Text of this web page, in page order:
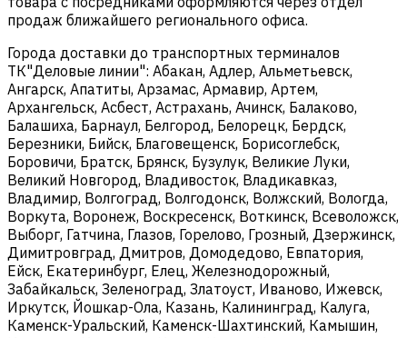
продаж ближайшего регионального офиса.
Города доставки до транспортных терминалов
ТК"Деловые линии": Абакан, Адлер, Альметьевск,
Ангарск, Апатиты, Арзамас, Армавир, Артем,
Архангельск, Асбест, Астрахань, Ачинск, Балаково,
Балашиха, Барнаул, Белгород, Белорецк, Бердск,
Березники, Бийск, Благовещенск, Борисоглебск,
Боровичи, Братск, Брянск, Бузулук, Великие Луки,
Великий Новгород, Владивосток, Владикавказ,
Владимир, Волгоград, Волгодонск, Волжский, Вологда,
Воркута, Воронеж, Воскресенск, Воткинск, Всеволожск,
Выборг, Гатчина, Глазов, Горелово, Грозный, Дзержинск,
Димитровград, Дмитров, Домодедово, Евпатория,
Ейск, Екатеринбург, Елец, Железнодорожный,
Забайкальск, Зеленоград, Златоуст, Иваново, Ижевск,
Иркутск, Йошкар-Ола, Казань, Калининград, Калуга,
Каменск-Уральский, Каменск-Шахтинский, Камышин,